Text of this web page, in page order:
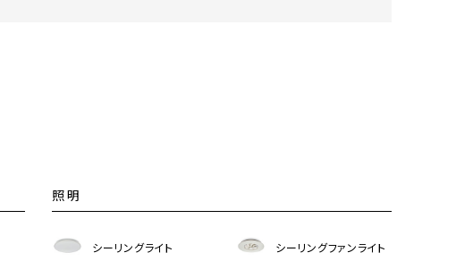
照明
シーリングライト シーリングファンライト